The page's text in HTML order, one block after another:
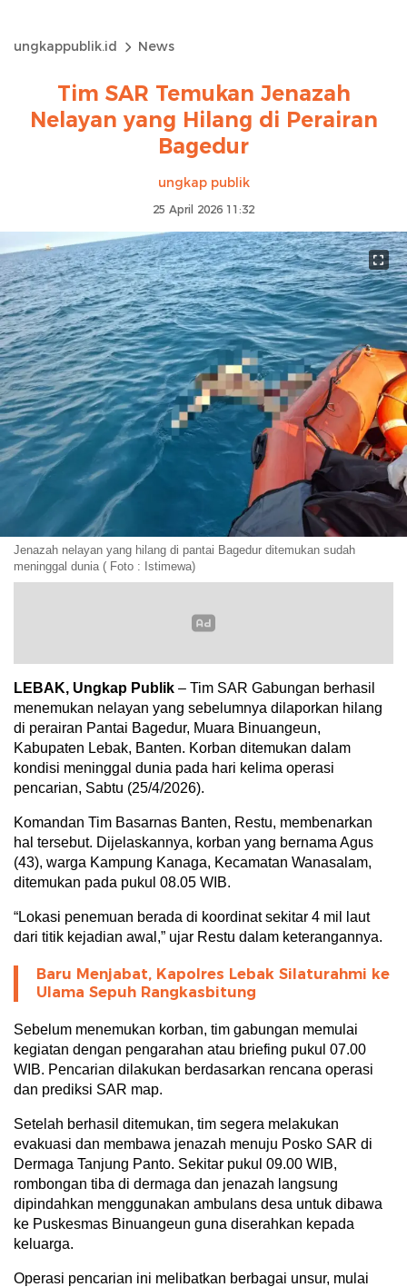
ungkappublik.id News
Tim SAR Temukan Jenazah
Nelayan yang Hilang di Perairan
Bagedur
ungkap publik
25 April 2026 11:32
Jenazah nelayan yang hilang di pantai Bagedur ditemukan sudah
meninggal dunia ( Foto : Istimewa)
LEBAK, Ungkap Publik – Tim SAR Gabungan berhasil
menemukan nelayan yang sebelumnya dilaporkan hilang
di perairan Pantai Bagedur, Muara Binuangeun,
Kabupaten Lebak, Banten. Korban ditemukan dalam
kondisi meninggal dunia pada hari kelima operasi
pencarian, Sabtu (25/4/2026).
Komandan Tim Basarnas Banten, Restu, membenarkan
hal tersebut. Dijelaskannya, korban yang bernama Agus
(43), warga Kampung Kanaga, Kecamatan Wanasalam,
ditemukan pada pukul 08.05 WIB.
“Lokasi penemuan berada di koordinat sekitar 4 mil laut
dari titik kejadian awal,” ujar Restu dalam keterangannya.
Baru Menjabat, Kapolres Lebak Silaturahmi ke
Ulama Sepuh Rangkasbitung
Sebelum menemukan korban, tim gabungan memulai
kegiatan dengan pengarahan atau briefing pukul 07.00
WIB. Pencarian dilakukan berdasarkan rencana operasi
dan prediksi SAR map.
Setelah berhasil ditemukan, tim segera melakukan
evakuasi dan membawa jenazah menuju Posko SAR di
Dermaga Tanjung Panto. Sekitar pukul 09.00 WIB,
rombongan tiba di dermaga dan jenazah langsung
dipindahkan menggunakan ambulans desa untuk dibawa
ke Puskesmas Binuangeun guna diserahkan kepada
keluarga.
Operasi pencarian ini melibatkan berbagai unsur, mulai